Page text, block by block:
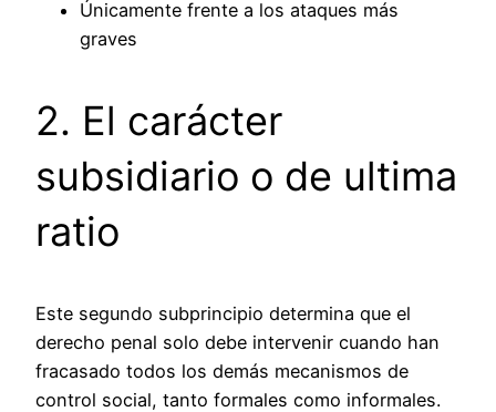
Únicamente frente a los ataques más
graves
2. El carácter
subsidiario o de ultima
ratio
Este segundo subprincipio determina que el
derecho penal solo debe intervenir cuando han
fracasado todos los demás mecanismos de
control social, tanto formales como informales.